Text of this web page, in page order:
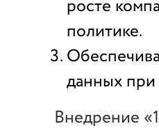
росте
политике.
данных
Внедрение